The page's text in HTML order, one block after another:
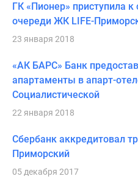
ГК «Пионер» приступила к
очереди ЖК LIFE-
23 января 2018
«АК БАРС» Банк
апартаменты в апарт-
Социалистической
22 января 2018
Сбербанк аккредитовал
Приморский
05 декабря 2017